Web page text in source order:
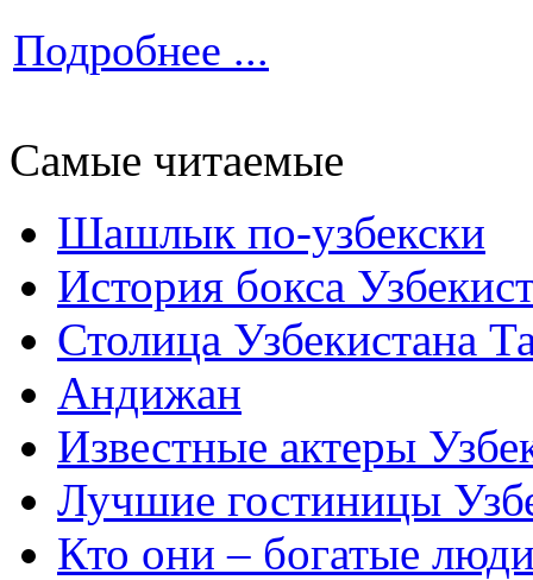
Подробнее ...
Самые читаемые
Шашлык по-узбекски
История бокса
Столица Узбекистана
Андижан
Известные актеры
Лучшие гостиницы
Кто они – богатые